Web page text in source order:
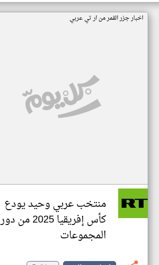
اخبار جزر القمر من ار تي عربي
منتخب عربي وحيد يودع
كأس إفريقيا 2025 من دور
المجموعات